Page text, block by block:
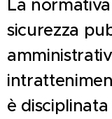
La
sicurezza
è